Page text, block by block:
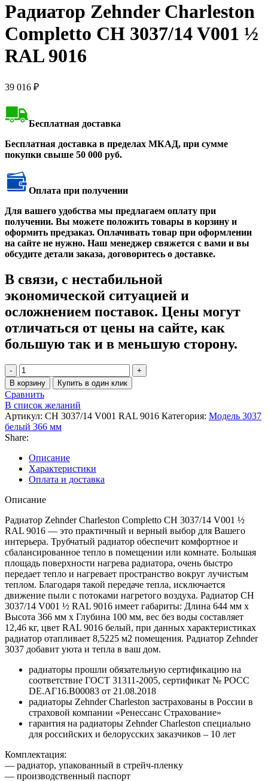
Радиатор Zehnder Charleston
Completto CH 3037/14 V001 ½
RAL 9016
39 016 ₽
Бесплатная доставка
Бесплатная доставка в пределах МКАД, при сумме
покупки свыше 50 000 руб.
Оплата при получении
Для вашего удобства мы предлагаем оплату при
получении. Вы можете положить товары в корзину и
оформить предзаказ. Оплачивать товар при оформлении
на сайте не нужно. Наш менеджер свяжется с вами и вы
обсудите детали заказа, договоритесь о доставке.
В связи, с нестабильной
экономической ситуацией и
осложнением поставок. Цены могут
отличаться от цены на сайте, как
большую так и в меньшую сторону.
Количество
товара
Радиатор
Zehnder
Charleston
Completto
CH
3037/14
V001
½
RAL
9016
В корзину Купить в один клик
Сравнить
В список желаний
Артикул: CH 3037/14 V001 RAL 9016 Категория: Модель 3037
белый 366 мм
Share:
Описание
Характеристики
Оплата и доставка
Описание
Радиатор Zehnder Charleston Completto CH 3037/14 V001 ½
RAL 9016 — это практичный и верный выбор для Вашего
интерьера. Трубчатый радиатор обеспечит комфортное и
сбалансированное тепло в помещении или комнате. Большая
площадь поверхности нагрева радиатора, очень быстро
передает тепло и нагревает пространство вокруг лучистым
теплом. Благодаря такой передаче тепла, исключается
движение пыли с потоками нагретого воздуха. Радиатор CH
3037/14 V001 ½ RAL 9016 имеет габариты: Длина 644 мм х
Высота 366 мм х Глубина 100 мм, вес без воды составляет
12,46 кг, цвет RAL 9016 белый, при данных характеристиках
радиатор отапливает 8,5225 м2 помещения. Радиатор Zehnder
3037 добавит уюта и тепла в ваш дом.
радиаторы прошли обязательную сертификацию на
соответствие ГОСТ 31311-2005, сертификат № POCC
DE.АГ16.В00083 от 21.08.2018
радиаторы Zehnder Charleston застрахованы в России в
страховой компании «Ренессанс Страхование»
гарантия на радиаторы Zehnder Charleston специально
для российских и белорусских заказчиков – 10 лет
Комплектация:
— радиатор, упакованный в стрейч-пленку
— производственный паспорт